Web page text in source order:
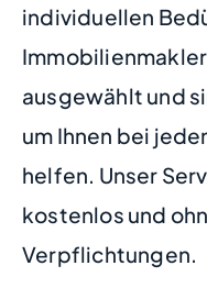
individuellen
ausgewählt und
um Ihnen bei
helfen. Unser
kostenlos und
Verpflichtungen.